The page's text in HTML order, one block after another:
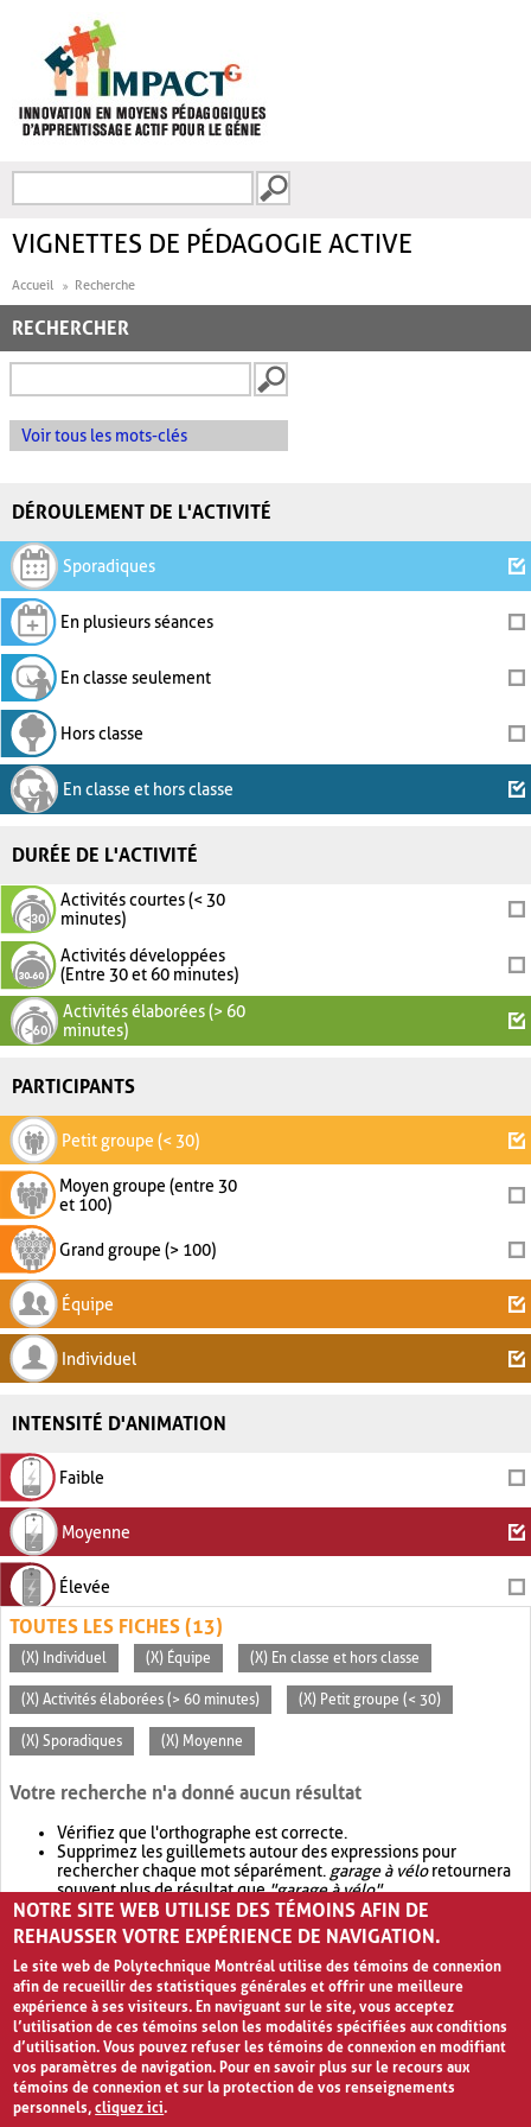
FORMULAIRE DE
VIGNETTES DE PÉDAGOGIE ACTIVE
Accueil Recherche
RECHERCHER
Voir tous les mots-clés
DÉROULEMENT DE L'ACTIVITÉ
Sporadiques
En plusieurs séances
En classe seulement
Hors classe
En classe et hors classe
DURÉE DE L'ACTIVITÉ
Activités courtes (< 30
minutes)
Activités développées
(Entre 30 et 60 minutes)
Activités élaborées (> 60
minutes)
PARTICIPANTS
Petit groupe (< 30)
Moyen groupe (entre 30
et 100)
Grand groupe (> 100)
Équipe
Individuel
INTENSITÉ D'ANIMATION
Faible
Moyenne
Élevée
TOUTES LES FICHES (13)
(X) Individuel (X) Équipe (X) En classe et hors classe
(X) Activités élaborées (> 60 minutes) (X) Petit groupe (< 30)
(X) Sporadiques (X) Moyenne
Votre recherche n'a donné aucun résultat
Vérifiez que l'orthographe est correcte.
Supprimez les guillemets autour des expressions pour
rechercher chaque mot séparément. garage à véloretournera
souvent plus de résultat que"garage à vélo".
Envisagez d'élargir votre recherche avec OR.garage OR vélo
retournera souvent plus de résultat quegarage à vélo
NOTRE SITE WEB UTILISE DES TÉMOINS AFIN DE
REHAUSSER VOTRE EXPÉRIENCE DE NAVIGATION.
Le site web de Polytechnique Montréal utilise des témoins de connexion
afin de recueillir des statistiques générales et offrir une meilleure
expérience à ses visiteurs. En naviguant sur le site, vous acceptez
l’utilisation de ces témoins selon les modalités spécifiées aux conditions
d’utilisation. Vous pouvez refuser les témoins de connexion en modifiant
vos paramètres de navigation. Pour en savoir plus sur le recours aux
témoins de connexion et sur la protection de vos renseignements
personnels,cliquez ici.